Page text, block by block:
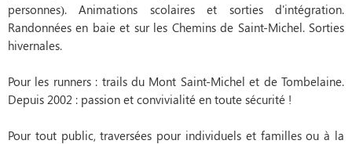
personnes). Animations scolaires et sorties d'intégration.
Randonnées en baie et sur les Chemins de Saint-Michel. Sorties
hivernales.
Pour les runners : trails du Mont Saint-Michel et de Tombelaine.
Depuis 2002 : passion et convivialité en toute sécurité !
Pour tout public, traversées pour individuels et familles ou à la